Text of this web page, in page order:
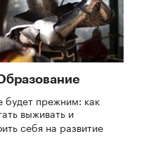
будет прежним: как
выживать и
себя на развитие